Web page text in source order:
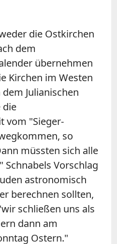
die Ostkirchen
dem
übernehmen
Kirchen im Westen
Julianischen
die
vom "Sieger-
so
müssten sich alle
Schnabels Vorschlag
astronomisch
berechnen sollten,
schließen uns als
dann am
Ostern."